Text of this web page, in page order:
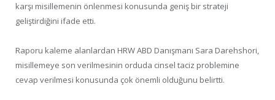
karşı misillemenin önlenmesi konusunda geniş bir strateji
geliştirdiğini ifade etti.
Raporu kaleme alanlardan HRW ABD Danışmanı Sara Darehshori,
misillemeye son verilmesinin orduda cinsel taciz problemine
cevap verilmesi konusunda çok önemli olduğunu belirtti.